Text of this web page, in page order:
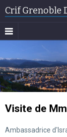
Crif Grenoble
Visite de
Ambassadrice